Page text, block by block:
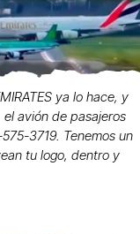
ya lo hace, y
avión de pasajeros
3719. Tenemos un
tu logo, dentro y